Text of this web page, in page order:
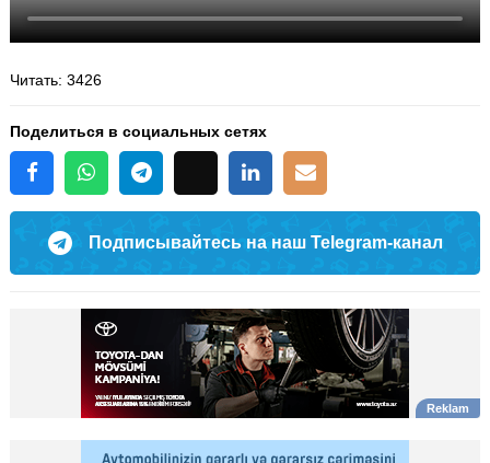
Читать: 3426
Поделиться в социальных сетях
Подписывайтесь на наш Telegram-канал